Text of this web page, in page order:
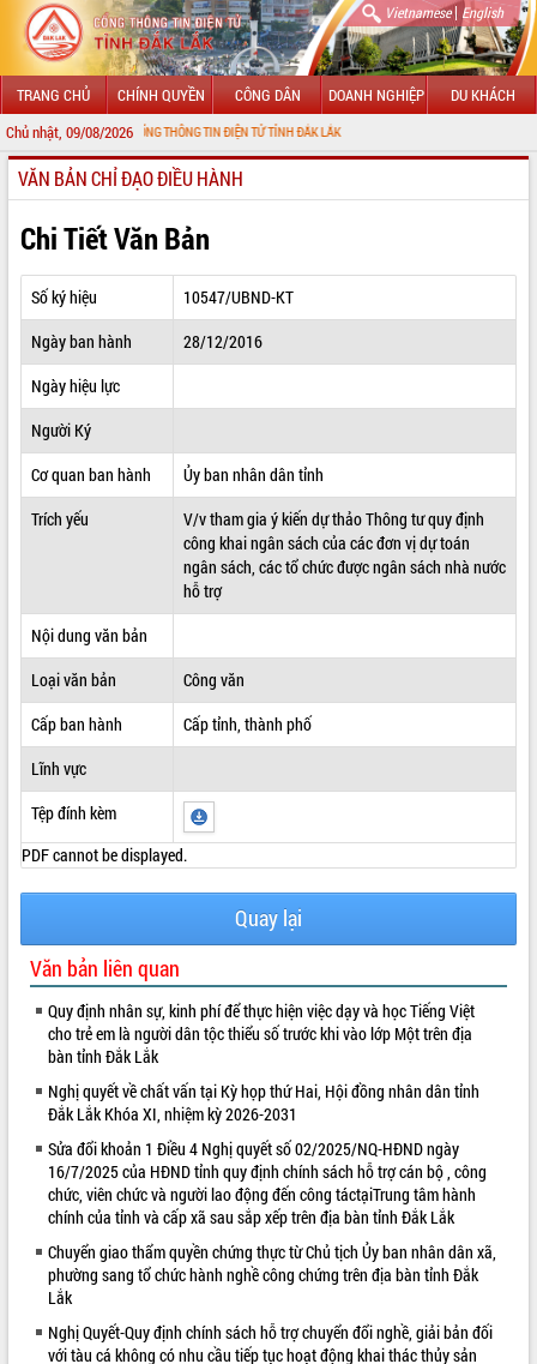
Vietnamese| English
TRANG CHỦ CHÍNH QUYỀN CÔNG DÂN DOANH NGHIỆP DU KHÁCH
Chủ nhật, 09/08/2026
ĐẾN VỚI CỔNG THÔNG TIN ĐIỆN TỬ TỈNH ĐẮK LẮK
GIỚI THIỆU
LÃNH ĐẠO UBND TỈNH
TIN TỨC SỰ KIỆN
SỞ, BAN, NGÀNH
THÔNG TIN CHỈ ĐẠO ĐIỀU HÀNH
HỆ THỐNG VĂN BẢN
VĂN BẢN HĐND TỈNH
QUY HOẠCH - KẾ HOẠCH
VIDEO
Khám bệnh, cấp phát thuốc miễn phí
VĂN BẢN CHỈ ĐẠO ĐIỀU HÀNH
Chi Tiết Văn Bản
Số ký hiệu
10547/UBND-KT
Ngày ban hành
28/12/2016
Ngày hiệu lực
Người Ký
Cơ quan ban hành
Ủy ban nhân dân tỉnh
Trích yếu
V/v tham gia ý kiến dự thảo Thông tư quy định
công khai ngân sách của các đơn vị dự toán
ngân sách, các tổ chức được ngân sách nhà nước
hỗ trợ
Nội dung văn bản
Loại văn bản
Công văn
Cấp ban hành
Cấp tỉnh, thành phố
Lĩnh vực
Tệp đính kèm
PDF cannot be displayed.
Quay lại
Văn bản liên quan
Quy định nhân sự, kinh phí để thực hiện việc dạy và học Tiếng Việt
cho trẻ em là người dân tộc thiểu số trước khi vào lớp Một trên địa
bàn tỉnh Đắk Lắk
Nghị quyết về chất vấn tại Kỳ họp thứ Hai, Hội đồng nhân dân tỉnh
Đắk Lắk Khóa XI, nhiệm kỳ 2026-2031
Sửa đổi khoản 1 Điều 4 Nghị quyết số 02/2025/NQ-HĐND ngày
16/7/2025 của HĐND tỉnh quy định chính sách hỗ trợ cán bộ , công
chức, viên chức và người lao động đến công táctạiTrung tâm hành
chính của tỉnh và cấp xã sau sắp xếp trên địa bàn tỉnh Đắk Lắk
Chuyển giao thẩm quyền chứng thực từ Chủ tịch Ủy ban nhân dân xã,
phường sang tổ chức hành nghề công chứng trên địa bàn tỉnh Đắk
Lắk
Nghị Quyết-Quy định chính sách hỗ trợ chuyển đổi nghề, giải bản đối
với tàu cá không có nhu cầu tiếp tục hoạt động khai thác thủy sản